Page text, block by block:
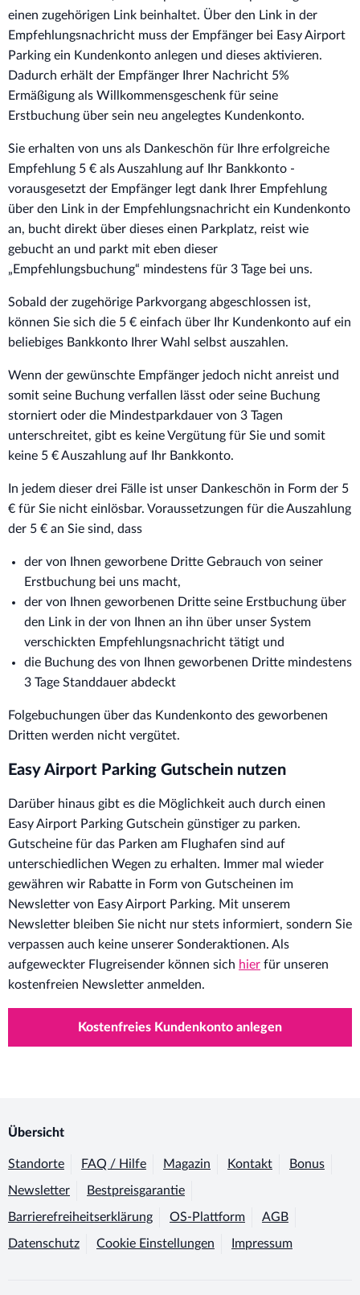
einen zugehörigen Link beinhaltet. Über den Link in der
Empfehlungsnachricht muss der Empfänger bei Easy Airport
Parking ein Kundenkonto anlegen und dieses aktivieren.
Dadurch erhält der Empfänger Ihrer Nachricht 5%
Ermäßigung als Willkommensgeschenk für seine
Erstbuchung über sein neu angelegtes Kundenkonto.
Sie erhalten von uns als Dankeschön für Ihre erfolgreiche
Empfehlung 5 € als Auszahlung auf Ihr Bankkonto -
vorausgesetzt der Empfänger legt dank Ihrer Empfehlung
über den Link in der Empfehlungsnachricht ein Kundenkonto
an, bucht direkt über dieses einen Parkplatz, reist wie
gebucht an und parkt mit eben dieser
„Empfehlungsbuchung“ mindestens für 3 Tage bei uns.
Sobald der zugehörige Parkvorgang abgeschlossen ist,
können Sie sich die 5 € einfach über Ihr Kundenkonto auf ein
beliebiges Bankkonto Ihrer Wahl selbst auszahlen.
Wenn der gewünschte Empfänger jedoch nicht anreist und
somit seine Buchung verfallen lässt oder seine Buchung
storniert oder die Mindestparkdauer von 3 Tagen
unterschreitet, gibt es keine Vergütung für Sie und somit
keine 5 € Auszahlung auf Ihr Bankkonto.
In jedem dieser drei Fälle ist unser Dankeschön in Form der 5
€ für Sie nicht einlösbar. Voraussetzungen für die Auszahlung
der 5 € an Sie sind, dass
der von Ihnen geworbene Dritte Gebrauch von seiner
Erstbuchung bei uns macht,
der von Ihnen geworbenen Dritte seine Erstbuchung über
den Link in der von Ihnen an ihn über unser System
verschickten Empfehlungsnachricht tätigt und
die Buchung des von Ihnen geworbenen Dritte mindestens
3 Tage Standdauer abdeckt
Folgebuchungen über das Kundenkonto des geworbenen
Dritten werden nicht vergütet.
Easy Airport Parking Gutschein nutzen
Darüber hinaus gibt es die Möglichkeit auch durch einen
Easy Airport Parking Gutschein günstiger zu parken.
Gutscheine für das Parken am Flughafen sind auf
unterschiedlichen Wegen zu erhalten. Immer mal wieder
gewähren wir Rabatte in Form von Gutscheinen im
Newsletter von Easy Airport Parking. Mit unserem
Newsletter bleiben Sie nicht nur stets informiert, sondern Sie
verpassen auch keine unserer Sonderaktionen. Als
aufgeweckter Flugreisender können sich hier für unseren
kostenfreien Newsletter anmelden.
Kostenfreies Kundenkonto anlegen
Übersicht
Standorte FAQ / Hilfe Magazin Kontakt Bonus
Newsletter Bestpreisgarantie
Barrierefreiheitserklärung OS-Plattform AGB
Datenschutz Cookie Einstellungen Impressum